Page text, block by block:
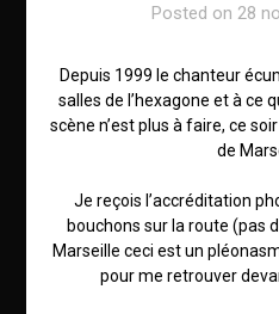
Posted on 28
Depuis 1999 le chanteur
salles de l’hexagone et à ce
scène n’est plus à faire, ce
de
Je reçois l’accréditation
bouchons sur la route (pas
Marseille ceci est un
pour me retrouver